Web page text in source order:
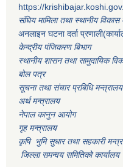
https://
संघिय मामिला तथा स्थानीय
अनलाइन घटना दर्ता
केन्द्रीय पंजिकरण बिभाग
स्थानीय शासन तथा सामुदायिक
बोल पत्र
सूचना तथा संचार प्रबिधि मन्त्रालय
अर्थ मन्त्रालय
नेपाल कानुन आयोग
गृह मन्त्रालय
कृषि भुमि सुधार तथा सहकारी
जिल्ला समन्वय समितिको कार्यालय